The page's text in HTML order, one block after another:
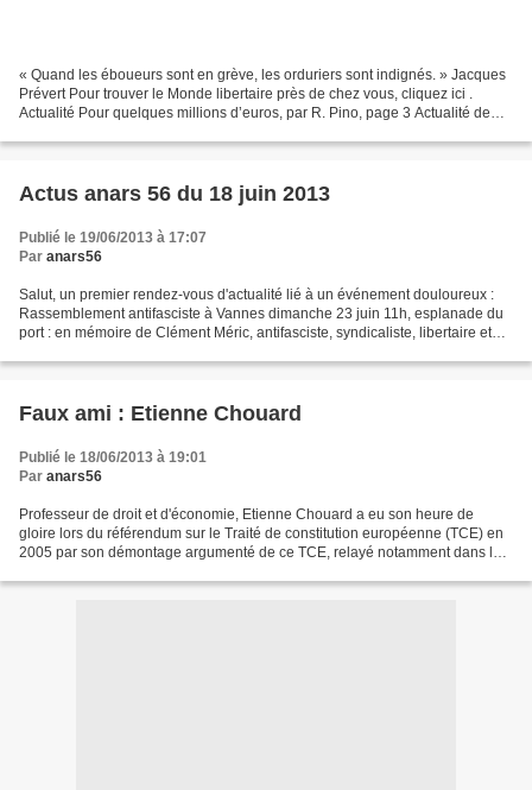
« Quand les éboueurs sont en grève, les orduriers sont indignés. » Jacques
Prévert Pour trouver le Monde libertaire près de chez vous, cliquez ici .
Actualité Pour quelques millions d’euros, par R. Pino, page 3 Actualité de
Actus anars 56 du 18 juin 2013
Publié le 19/06/2013 à 17:07
Par anars56
Salut, un premier rendez-vous d'actualité lié à un événement douloureux :
Rassemblement antifasciste à Vannes dimanche 23 juin 11h, esplanade du
port : en mémoire de Clément Méric, antifasciste, syndicaliste, libertaire et
Faux ami : Etienne Chouard
Publié le 18/06/2013 à 19:01
Par anars56
Professeur de droit et d'économie, Etienne Chouard a eu son heure de
gloire lors du référendum sur le Traité de constitution européenne (TCE) en
2005 par son démontage argumenté de ce TCE, relayé notamment dans les